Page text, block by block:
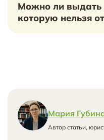
Можно ли выдать
которую нельзя
Мария
Автор статьи,